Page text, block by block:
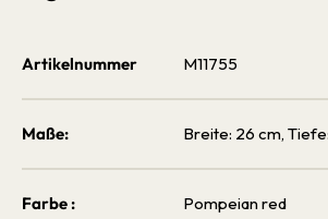
Artikelnummer M11755
Maße: Breite: 26 cm,
Farbe : Pompeian red